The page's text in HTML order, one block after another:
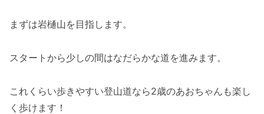
まずは岩樋山を目指します。
スタートから少しの間はなだらかな道を進みます。
これくらい歩きやすい登山道なら2歳のあおちゃんも楽し
く歩けます！